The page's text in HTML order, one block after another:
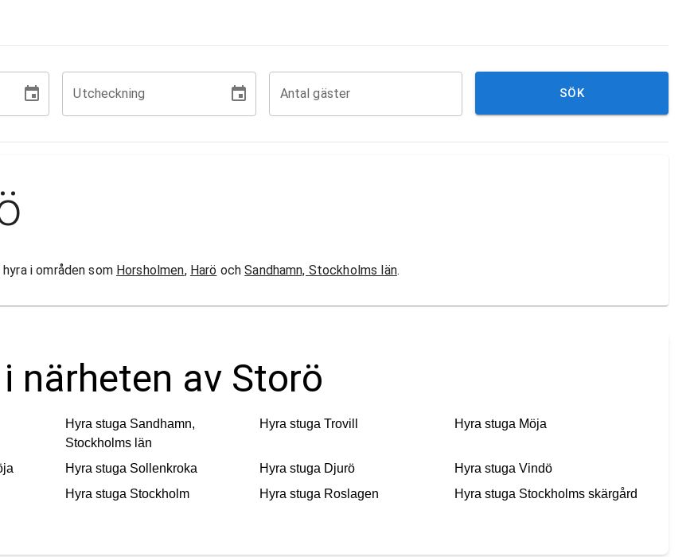
Utcheckning Antal gäster SÖK
i områden som Horsholmen, Harö ochSandhamn, Stockholms län.
närheten av Storö
Hyra stuga Sandhamn,
Stockholms län
Hyra stuga Trovill Hyra stuga Möja
Hyra stuga Sollenkroka Hyra stuga Djurö Hyra stuga Vindö
Hyra stuga Stockholm Hyra stuga Roslagen Hyra stuga Stockholms skärgård